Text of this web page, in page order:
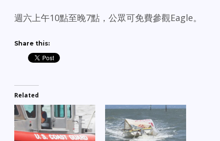
週六上午10點至晚7點，公眾可免費參觀Eagle。
Share this:
Related